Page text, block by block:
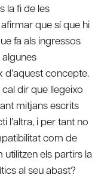
la fi de les
que sí que hi
fa als ingressos
algunes
d’aquest concepte.
dir que llegeixo
mitjans escrits
l’altra, i per tant no
com de
els partirs la
al seu abast?